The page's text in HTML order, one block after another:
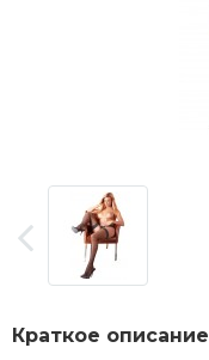
Краткое описание